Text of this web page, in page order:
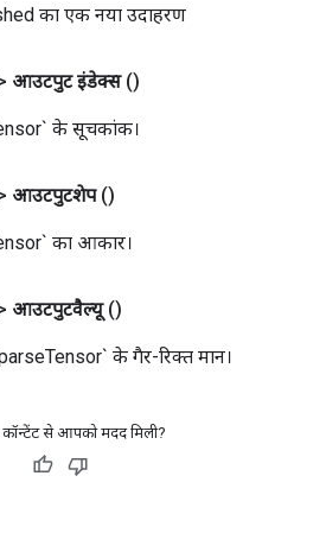
का एक नया उदाहरण
आउटपुट इंडेक्स ()
के सूचकांक।
आउटपुटशेप ()
का आकार।
आउटपुटवैल्यू ()
के गैर-रिक्त मान।
कॉन्टेंट से आपको मदद मिली?